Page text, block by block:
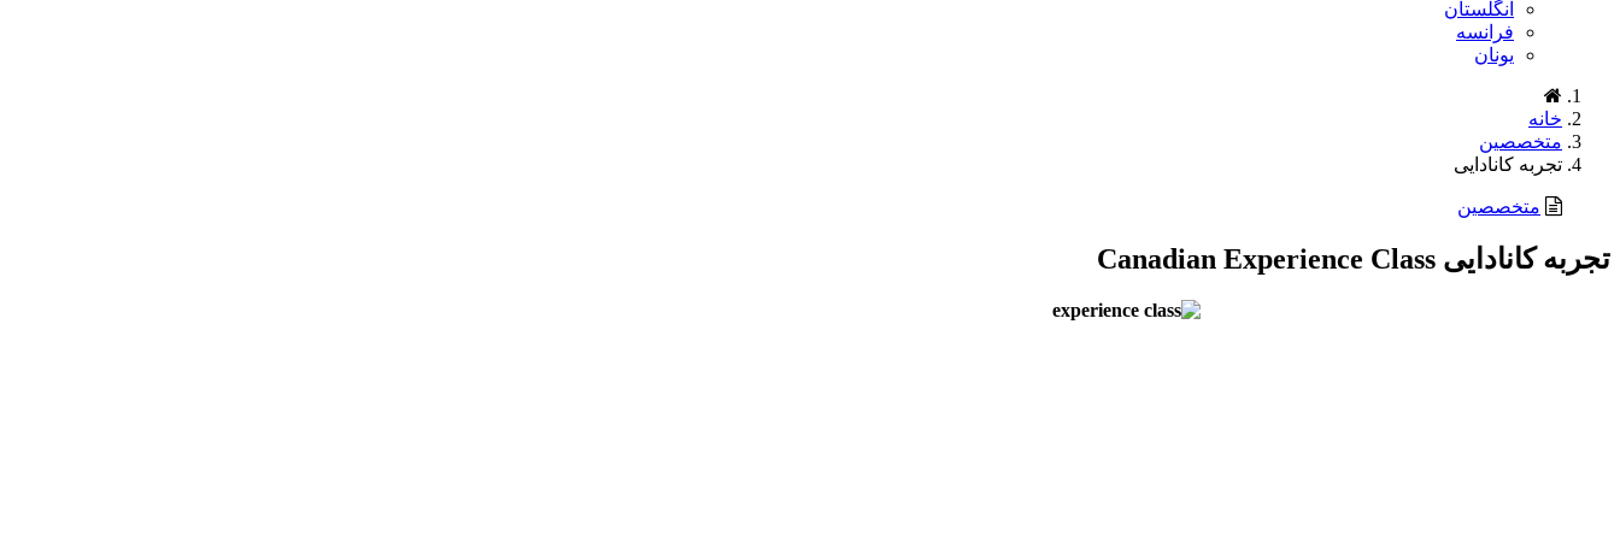
انگلستان
فرانسه
یونان
خانه
متخصصین
تجربه کانادایی
متخصصین
تجربه کانادایی Canadian Experience Class